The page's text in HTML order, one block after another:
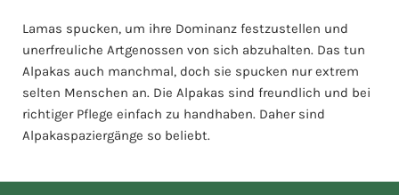
Lamas spucken, um ihre Dominanz festzustellen und
unerfreuliche Artgenossen von sich abzuhalten. Das tun
Alpakas auch manchmal, doch sie spucken nur extrem
selten Menschen an. Die Alpakas sind freundlich und bei
richtiger Pflege einfach zu handhaben. Daher sind
Alpakaspaziergänge so beliebt.